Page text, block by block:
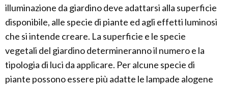
illuminazione da giardino deve adattarsi alla superficie
disponibile, alle specie di piante ed agli effetti luminosi
che si intende creare. La superficie e le specie
vegetali del giardino determineranno il numero e la
tipologia di luci da applicare. Per alcune specie di
piante possono essere più adatte le lampade alogene